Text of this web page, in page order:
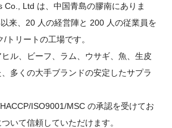
Co., Ltd は、中国青島の膠南にありま
来、20 人の経営陣と 200 人の従業員を
トリートの工場です。
ル、ビーフ、ラム、ウサギ、魚、生皮
多くの大手ブランドの安定したサプラ
ISO9001/MSC の承認を受けてお
いて信頼していただけます。